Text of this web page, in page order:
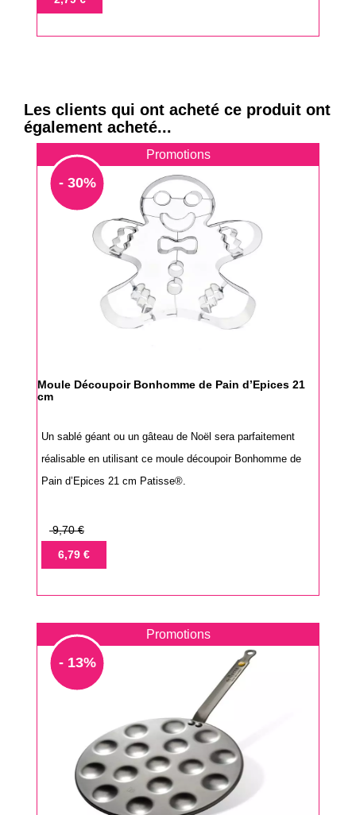
base
Les clients qui ont acheté ce produit ont
également acheté...
Promotions
- 30%
Moule Découpoir Bonhomme de Pain d’Epices 21
cm
Un sablé géant ou un gâteau de Noël sera parfaitement
réalisable en utilisant ce moule découpoir Bonhomme de
Pain d’Epices 21 cm Patisse®.
Prix
base
9,70 €
Prix6,79 €
Promotions
- 13%